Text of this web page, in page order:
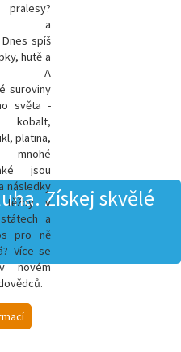
a
spíš
hutě a
A
suroviny
světa -
platina,
jsou
následky
těžby v
a
pro ně
Více se
novém
Získej skvělé